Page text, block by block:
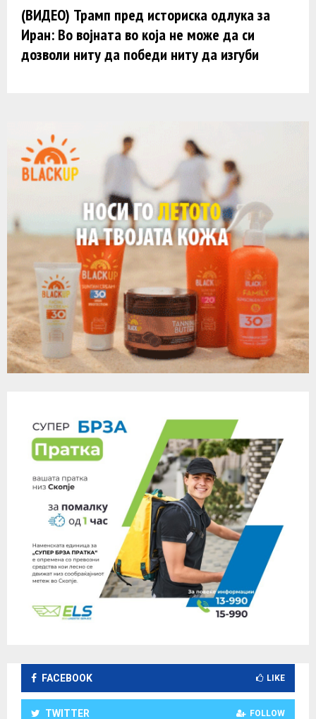
(ВИДЕО) Трамп пред историска одлука за
Иран: Во војната во која не може да си
дозволи ниту да победи ниту да изгуби
FACEBOOK LIKE
TWITTER FOLLOW